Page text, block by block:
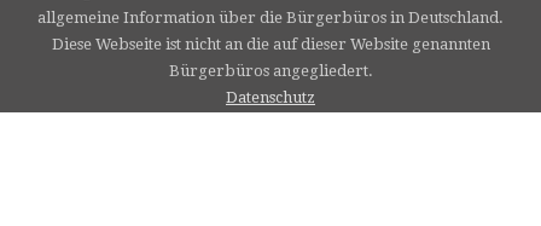
allgemeine Information über die Bürgerbüros in Deutschland.
Diese Webseite ist nicht an die auf dieser Website genannten
Bürgerbüros angegliedert.
Datenschutz